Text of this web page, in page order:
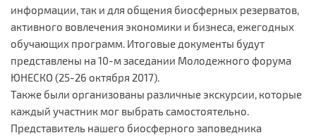
информации, так и для общения биосферных резерватов,
активного вовлечения экономики и бизнеса, ежегодных
обучающих программ. Итоговые документы будут
представлены на 10-м заседании Молодежного форума
ЮНЕСКО (25-26 октября 2017).
Также были организованы различные экскурсии, которые
каждый участник мог выбрать самостоятельно.
Представитель нашего биосферного заповедника